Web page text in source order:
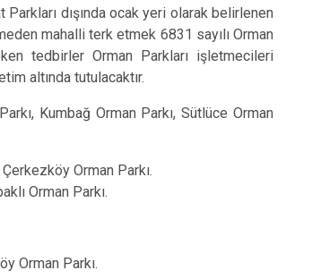
Parkları dışında ocak yeri olarak belirlenen
mahalli terk etmek 6831 sayılı Orman
tedbirler Orman Parkları işletmecileri
altında tutulacaktır.
Kumbağ Orman Parkı, Sütlüce Orman
Orman Parkı.
Orman Parkı.
Orman Parkı.